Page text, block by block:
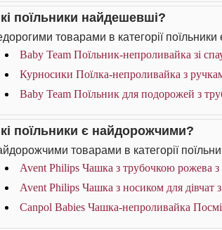
поїльники найдешевші?
товарами в категорії поїльники
Baby Team Поїльник-непроливайка зі
Курносики Поїлка-непроливайка з
Baby Team Поїльник для подорожей з
поїльники є найдорожчими?
товарами в категорії
Avent Philips Чашка з трубочкою рожева
Avent Philips Чашка з носиком для дівчат
Canpol Babies Чашка-непроливайка